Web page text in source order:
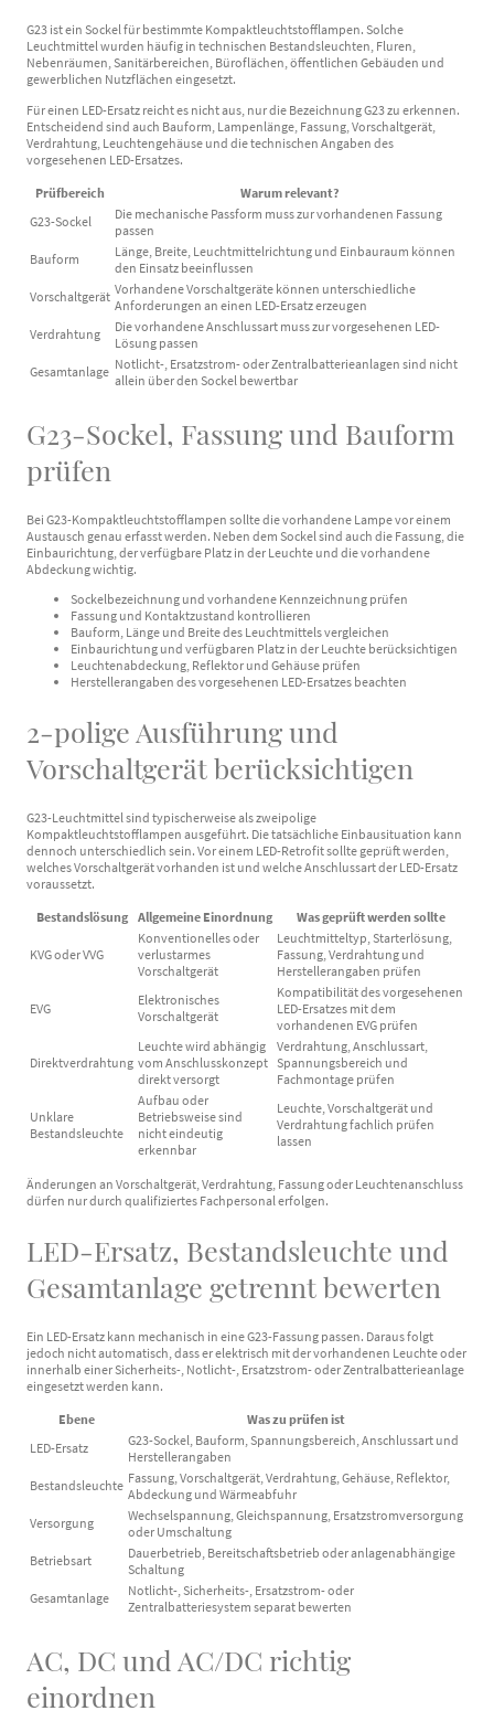
G23 ist ein Sockel für bestimmte Kompaktleuchtstofflampen. Solche
Leuchtmittel wurden häufig in technischen Bestandsleuchten, Fluren,
Nebenräumen, Sanitärbereichen, Büroflächen, öffentlichen Gebäuden und
gewerblichen Nutzflächen eingesetzt.
Für einen LED-Ersatz reicht es nicht aus, nur die Bezeichnung G23 zu erkennen.
Entscheidend sind auch Bauform, Lampenlänge, Fassung, Vorschaltgerät,
Verdrahtung, Leuchtengehäuse und die technischen Angaben des
vorgesehenen LED-Ersatzes.
Prüfbereich
Warum relevant?
G23-Sockel
Die mechanische Passform muss zur vorhandenen Fassung
passen
Bauform
Länge, Breite, Leuchtmittelrichtung und Einbauraum können
den Einsatz beeinflussen
Vorschaltgerät Vorhandene Vorschaltgeräte können unterschiedliche
Anforderungen an einen LED-Ersatz erzeugen
Verdrahtung
Die vorhandene Anschlussart muss zur vorgesehenen LED-
Lösung passen
Gesamtanlage Notlicht-, Ersatzstrom- oder Zentralbatterieanlagen sind nicht
allein über den Sockel bewertbar
G23-Sockel, Fassung und Bauform
prüfen
Bei G23-Kompaktleuchtstofflampen sollte die vorhandene Lampe vor einem
Austausch genau erfasst werden. Neben dem Sockel sind auch die Fassung, die
Einbaurichtung, der verfügbare Platz in der Leuchte und die vorhandene
Abdeckung wichtig.
Sockelbezeichnung und vorhandene Kennzeichnung prüfen
Fassung und Kontaktzustand kontrollieren
Bauform, Länge und Breite des Leuchtmittels vergleichen
Einbaurichtung und verfügbaren Platz in der Leuchte berücksichtigen
Leuchtenabdeckung, Reflektor und Gehäuse prüfen
Herstellerangaben des vorgesehenen LED-Ersatzes beachten
2-polige Ausführung und
Vorschaltgerät berücksichtigen
G23-Leuchtmittel sind typischerweise als zweipolige
Kompaktleuchtstofflampen ausgeführt. Die tatsächliche Einbausituation kann
dennoch unterschiedlich sein. Vor einem LED-Retrofit sollte geprüft werden,
welches Vorschaltgerät vorhanden ist und welche Anschlussart der LED-Ersatz
voraussetzt.
Bestandslösung Allgemeine Einordnung Was geprüft werden sollte
KVG oder VVG
Konventionelles oder
verlustarmes
Vorschaltgerät
Leuchtmitteltyp, Starterlösung,
Fassung, Verdrahtung und
Herstellerangaben prüfen
EVG
Elektronisches
Vorschaltgerät
Kompatibilität des vorgesehenen
LED-Ersatzes mit dem
vorhandenen EVG prüfen
Direktverdrahtung
Leuchte wird abhängig
vom Anschlusskonzept
direkt versorgt
Verdrahtung, Anschlussart,
Spannungsbereich und
Fachmontage prüfen
Unklare
Bestandsleuchte
Aufbau oder
Betriebsweise sind
nicht eindeutig
erkennbar
Leuchte, Vorschaltgerät und
Verdrahtung fachlich prüfen
lassen
Änderungen an Vorschaltgerät, Verdrahtung, Fassung oder Leuchtenanschluss
dürfen nur durch qualifiziertes Fachpersonal erfolgen.
LED-Ersatz, Bestandsleuchte und
Gesamtanlage getrennt bewerten
Ein LED-Ersatz kann mechanisch in eine G23-Fassung passen. Daraus folgt
jedoch nicht automatisch, dass er elektrisch mit der vorhandenen Leuchte oder
innerhalb einer Sicherheits-, Notlicht-, Ersatzstrom- oder Zentralbatterieanlage
eingesetzt werden kann.
Ebene
Was zu prüfen ist
LED-Ersatz
G23-Sockel, Bauform, Spannungsbereich, Anschlussart und
Herstellerangaben
Bestandsleuchte Fassung, Vorschaltgerät, Verdrahtung, Gehäuse, Reflektor,
Abdeckung und Wärmeabfuhr
Versorgung
Wechselspannung, Gleichspannung, Ersatzstromversorgung
oder Umschaltung
Betriebsart
Dauerbetrieb, Bereitschaftsbetrieb oder anlagenabhängige
Schaltung
Gesamtanlage
Notlicht-, Sicherheits-, Ersatzstrom- oder
Zentralbatteriesystem separat bewerten
AC, DC und AC/DC richtig
einordnen